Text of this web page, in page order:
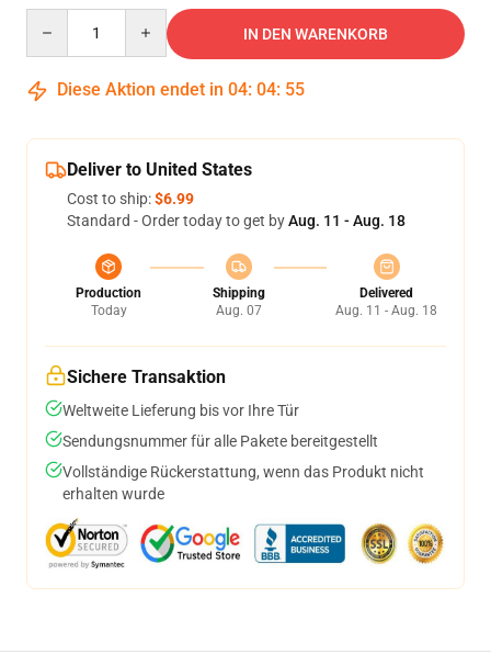
IN DEN WARENKORB
Diese Aktion endet in 04: 04: 54
Deliver to United States
Cost to ship:$6.99
Standard - Order today to get byAug. 11 - Aug. 18
Production
Today
Shipping
Aug. 07
Delivered
Aug. 11 - Aug. 18
Sichere Transaktion
Weltweite Lieferung bis vor Ihre Tür
Sendungsnummer für alle Pakete bereitgestellt
Vollständige Rückerstattung, wenn das Produkt nicht
erhalten wurde